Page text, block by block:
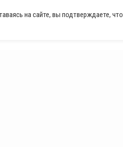
на сайте, вы подтверждаете, что